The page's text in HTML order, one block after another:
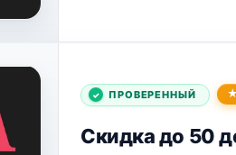
ПРОВЕРЕННЫЙ
Скидка до 50